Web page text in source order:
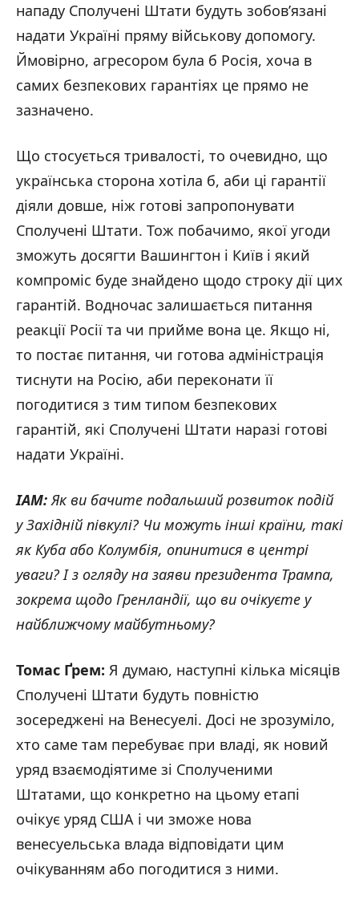
нападу Сполучені Штати будуть зобов’язані
надати Україні пряму військову допомогу.
Ймовірно, агресором була б Росія, хоча в
самих безпекових гарантіях це прямо не
зазначено.
Що стосується тривалості, то очевидно, що
українська сторона хотіла б, аби ці гарантії
діяли довше, ніж готові запропонувати
Сполучені Штати. Тож побачимо, якої угоди
зможуть досягти Вашингтон і Київ і який
компроміс буде знайдено щодо строку дії цих
гарантій. Водночас залишається питання
реакції Росії та чи прийме вона це. Якщо ні,
то постає питання, чи готова адміністрація
тиснути на Росію, аби переконати її
погодитися з тим типом безпекових
гарантій, які Сполучені Штати наразі готові
надати Україні.
IAM:Як ви бачите подальший розвиток подій
у Західній півкулі? Чи можуть інші країни, такі
як Куба або Колумбія, опинитися в центрі
уваги? І з огляду на заяви президента Трампа,
зокрема щодо Гренландії, що ви очікуєте у
найближчому майбутньому?
Томас Ґрем: Я думаю, наступні кілька місяців
Сполучені Штати будуть повністю
зосереджені на Венесуелі. Досі не зрозуміло,
хто саме там перебуває при владі, як новий
уряд взаємодіятиме зі Сполученими
Штатами, що конкретно на цьому етапі
очікує уряд США і чи зможе нова
венесуельська влада відповідати цим
очікуванням або погодитися з ними.